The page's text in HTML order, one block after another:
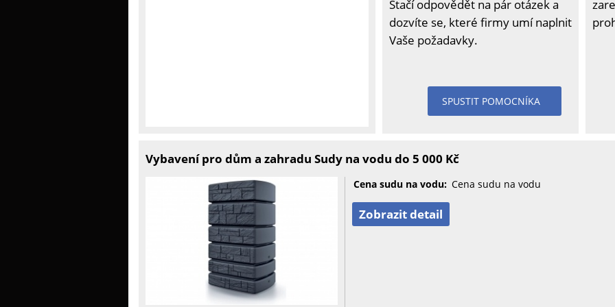
Stačí odpovědět na pár otázek a
dozvíte se, které firmy umí naplnit
Vaše požadavky.
SPUSTIT POMOCNÍKA
Vybavení pro dům a zahradu Sudy na vodu do 5 000 Kč
Cena sudu na vodu: Cena sudu na vodu
Zobrazit detail